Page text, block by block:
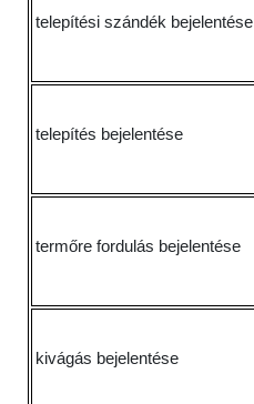
telepítési szándék bejelentése
telepítés bejelentése
termőre fordulás bejelentése
kivágás bejelentése